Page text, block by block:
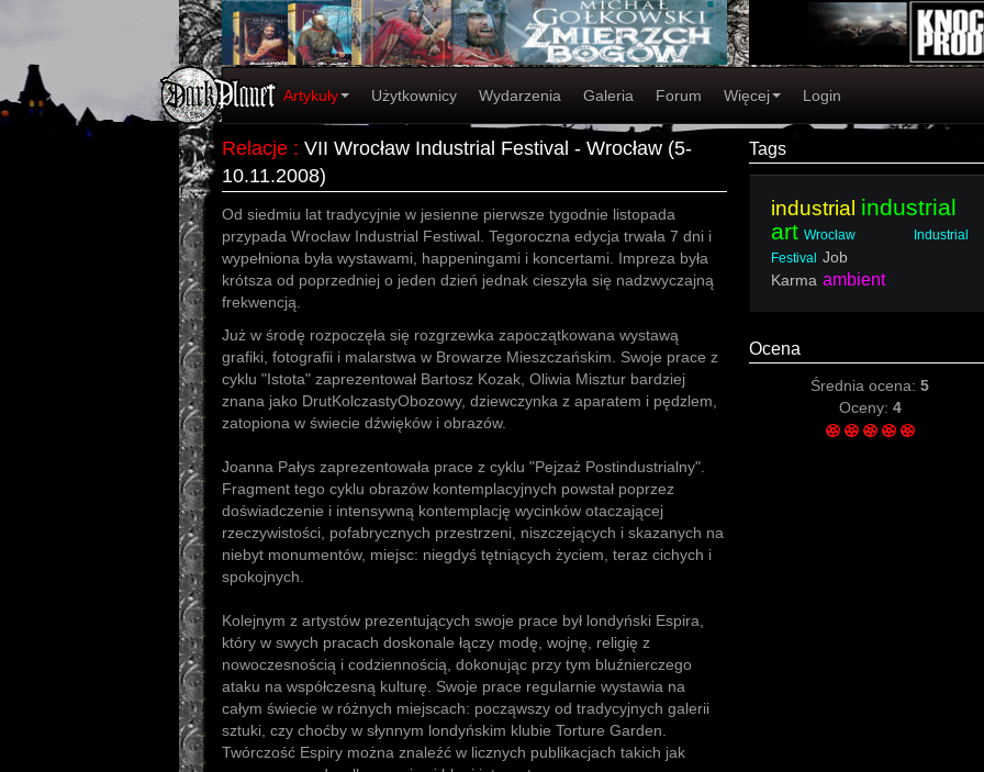
Artykuły Użytkownicy Wydarzenia Galeria Forum Więcej Login
Relacje : VII Wrocław Industrial Festival - Wrocław (5-
10.11.2008)
Od siedmiu lat tradycyjnie w jesienne pierwsze tygodnie listopada
przypada Wrocław Industrial Festiwal. Tegoroczna edycja trwała 7 dni i
wypełniona była wystawami, happeningami i koncertami. Impreza była
krótsza od poprzedniej o jeden dzień jednak cieszyła się nadzwyczajną
frekwencją.
Już w środę rozpoczęła się rozgrzewka zapoczątkowana wystawą
grafiki, fotografii i malarstwa w Browarze Mieszczańskim. Swoje prace z
cyklu "Istota" zaprezentował Bartosz Kozak, Oliwia Misztur bardziej
znana jako DrutKolczastyObozowy, dziewczynka z aparatem i pędzlem,
zatopiona w świecie dźwięków i obrazów.
Joanna Pałys zaprezentowała prace z cyklu "Pejzaż Postindustrialny".
Fragment tego cyklu obrazów kontemplacyjnych powstał poprzez
doświadczenie i intensywną kontemplację wycinków otaczającej
rzeczywistości, pofabrycznych przestrzeni, niszczejących i skazanych na
niebyt monumentów, miejsc: niegdyś tętniących życiem, teraz cichych i
spokojnych.
Kolejnym z artystów prezentujących swoje prace był londyński Espira,
który w swych pracach doskonale łączy modę, wojnę, religię z
nowoczesnością i codziennością, dokonując przy tym bluźnierczego
ataku na współczesną kulturę. Swoje prace regularnie wystawia na
całym świecie w różnych miejscach: począwszy od tradycyjnych galerii
sztuki, czy choćby w słynnym londyńskim klubie Torture Garden.
Twórczość Espiry można znaleźć w licznych publikacjach takich jak
Tags
industrial industrial
art Wrocław Industrial
Festival Job
Karma ambient
Ocena
Średnia ocena: 5
Oceny: 4